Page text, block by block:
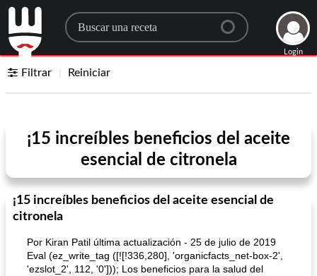
Search for a recipe
Login
Filtrar Reiniciar
¡15 increíbles beneficios del aceite
esencial de citronela
¡15 increíbles beneficios del aceite esencial de
citronela
Por Kiran Patil última actualización - 25 de julio de 2019
Eval (ez_write_tag ([![!336,280], 'organicfacts_net-box-2',
'ezslot_2', 112, '0'])); Los beneficios para la salud del